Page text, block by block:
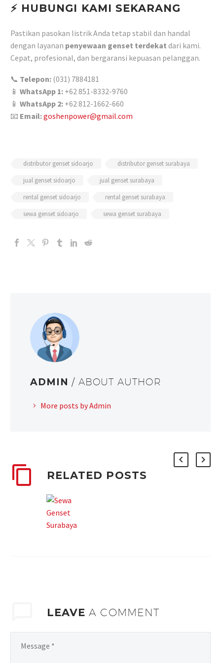
⚡ HUBUNGI KAMI SEKARANG
Pastikan pasokan listrik Anda tetap stabil dan handal
dengan layanan penyewaan genset terdekat dari kami.
Cepat, profesional, dan bergaransi kepuasan pelanggan.
📞 Telepon: (031) 7884181
📱 WhatsApp 1: +62 851-8332-9760
📱 WhatsApp 2: +62 812-1662-660
📧 Email:goshenpower@gmail.com
distributor genset sidoarjo
distributor genset surabaya
jual genset sidoarjo
jual genset surabaya
rental genset sidoarjo
rental genset surabaya
sewa genset sidoarjo
sewa genset surabaya
ADMIN / ABOUT AUTHOR
More posts by Admin
RELATED POSTS
LEAVEA COMMENT